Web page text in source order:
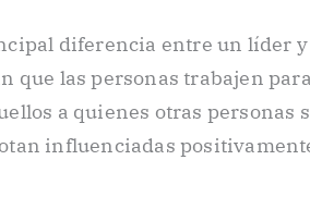
diferencia entre un líder y
que las personas trabajen
a quienes otras personas
influenciadas